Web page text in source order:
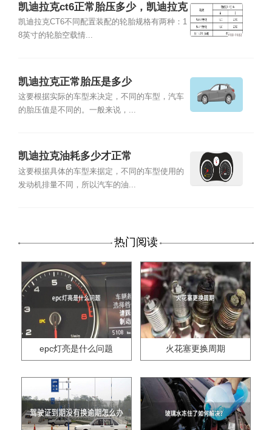
凯迪拉克ct6正常胎压多少，凯迪拉克
ct6标准胎压
凯迪拉克CT6不同配置装配的轮胎规格有两种：1
8英寸的轮胎空载情...
凯迪拉克正常胎压是多少
这要根据实际的车型来决定，不同的车型，汽车
的胎压值是不同的。一般来说，...
凯迪拉克油耗多少才正常
这要根据具体的车型来据定，不同的车型使用的
发动机排量不同，所以汽车的油...
热门阅读
epc灯亮是什么问题 火花塞更换周期